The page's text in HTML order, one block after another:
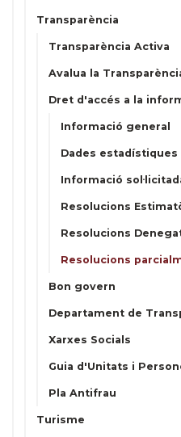
Transparència
Transparència Activa
Avalua la
Dret d'accés a la
Informació general
Dades estadístiques
Informació
Resolucions
Resolucions
Resolucions
Bon govern
Departament de
Xarxes Socials
Guia d'Unitats i
Pla Antifrau
Turisme